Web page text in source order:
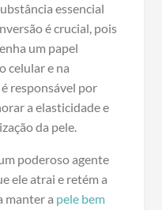
essencial
é crucial, pois
um papel
celular e na
responsável por
a elasticidade e
da pele.
poderoso agente
ele atrai e retém a
manter a pele bem